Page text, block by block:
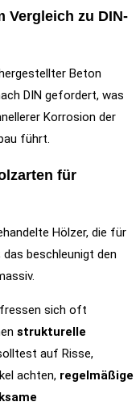
Vergleich zu DIN-
Beton
DIN gefordert, was
Korrosion der
führt.
für
Hölzer, die für
beschleunigt den
fressen sich oft
strukturelle
auf Risse,
achten, regelmäßige